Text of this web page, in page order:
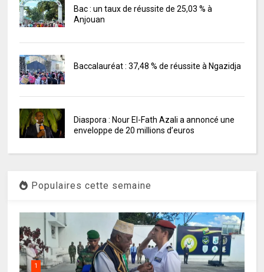
Bac : un taux de réussite de 25,03 % à
Anjouan
Baccalauréat : 37,48 % de réussite à Ngazidja
Diaspora : Nour El-Fath Azali a annoncé une
enveloppe de 20 millions d’euros
Populaires cette semaine
1